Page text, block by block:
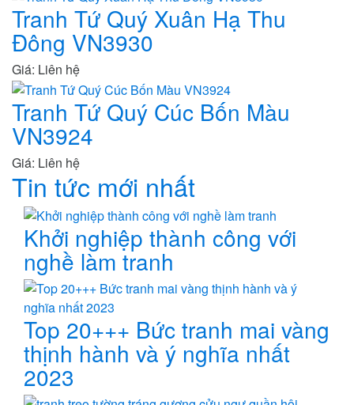
Tranh Tứ Quý Xuân Hạ Thu
Đông VN3930
Giá: Liên hệ
Tranh Tứ Quý Cúc Bốn Màu
VN3924
Giá: Liên hệ
Tin tức mới nhất
Khởi nghiệp thành công với
nghề làm tranh
Top 20+++ Bức tranh mai vàng
thịnh hành và ý nghĩa nhất
2023